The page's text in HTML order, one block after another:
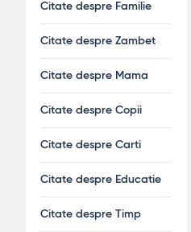
Citate despre Familie
Citate despre Zambet
Citate despre Mama
Citate despre Copii
Citate despre Carti
Citate despre Educatie
Citate despre Timp